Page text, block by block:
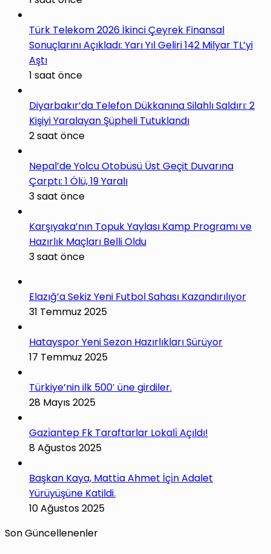
Türk Telekom 2026 İkinci Çeyrek Finansal
Sonuçlarını Açıkladı: Yarı Yıl Geliri 142 Milyar TL’yi
Aştı
1 saat önce
Diyarbakır’da Telefon Dükkanına Silahlı Saldırı: 2
Kişiyi Yaralayan Şüpheli Tutuklandı
2 saat önce
Nepal’de Yolcu Otobüsü Üst Geçit Duvarına
Çarptı: 1 Ölü, 19 Yaralı
3 saat önce
Karşıyaka’nın Topuk Yaylası Kamp Programı ve
Hazırlık Maçları Belli Oldu
3 saat önce
Elazığ’a Sekiz Yeni Futbol Sahası Kazandırılıyor
31 Temmuz 2025
Hatayspor Yeni Sezon Hazırlıkları Sürüyor
17 Temmuz 2025
Türkiye’nin ilk 500′ üne girdiler.
28 Mayıs 2025
Gazi̇antep Fk Taraftarlar Lokali̇ Açıldı!
8 Ağustos 2025
Başkan Kaya, Matti̇a Ahmet İçi̇n Adalet
Yürüyüşüne Katildi.
10 Ağustos 2025
Son Güncellenenler